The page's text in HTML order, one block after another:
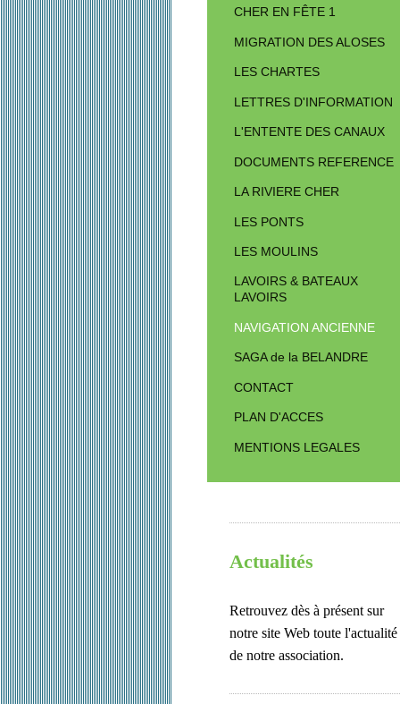
CHER EN FÊTE 1
MIGRATION DES ALOSES
LES CHARTES
LETTRES D'INFORMATION
L'ENTENTE DES CANAUX
DOCUMENTS REFERENCE
LA RIVIERE CHER
LES PONTS
LES MOULINS
LAVOIRS & BATEAUX
LAVOIRS
NAVIGATION ANCIENNE
SAGA de la BELANDRE
CONTACT
PLAN D'ACCES
MENTIONS LEGALES
Actualités
Retrouvez dès à présent sur
notre site Web toute l'actualité
de notre association.